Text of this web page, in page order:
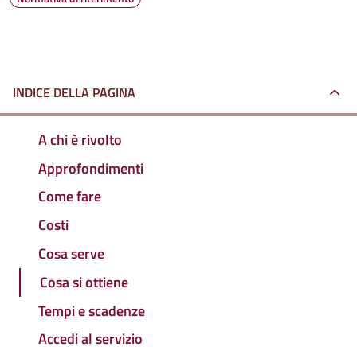
INDICE DELLA PAGINA
A chi è rivolto
Approfondimenti
Come fare
Costi
Cosa serve
Cosa si ottiene
Tempi e scadenze
Accedi al servizio